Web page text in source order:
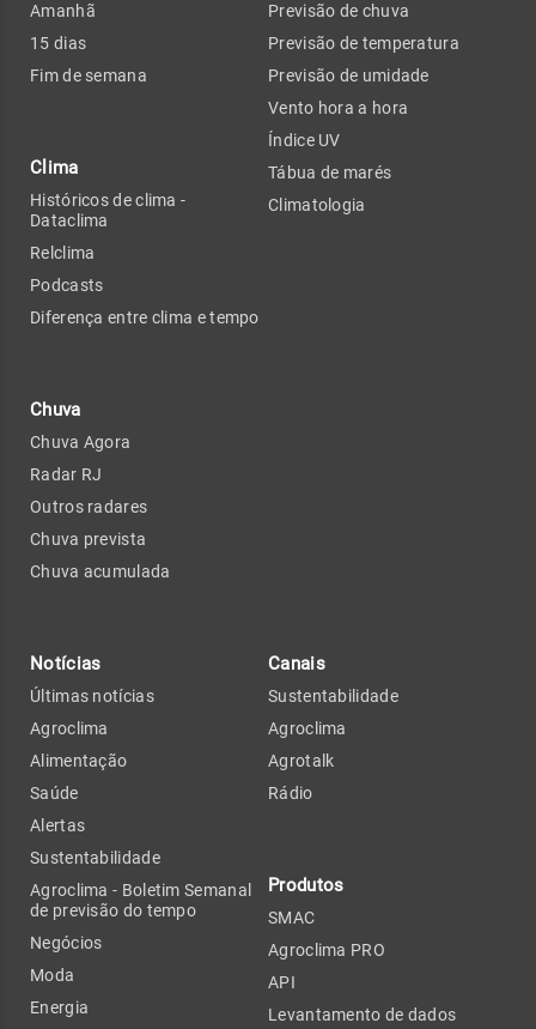
Amanhã
15 dias
Fim de semana
Clima
Históricos de clima -
Dataclima
Relclima
Podcasts
Diferença entre clima e tempo
Chuva
Chuva Agora
Radar RJ
Outros radares
Chuva prevista
Chuva acumulada
Previsão de chuva
Previsão de temperatura
Previsão de umidade
Vento hora a hora
Índice UV
Tábua de marés
Climatologia
Notícias
Últimas notícias
Agroclima
Alimentação
Saúde
Alertas
Sustentabilidade
Agroclima - Boletim Semanal
de previsão do tempo
Negócios
Moda
Energia
Canais
Sustentabilidade
Agroclima
Agrotalk
Rádio
Produtos
SMAC
Agroclima PRO
API
Levantamento de dados